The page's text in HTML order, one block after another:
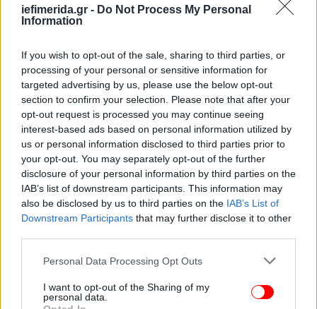
iefimerida.gr - Do Not Process My Personal
Information
If you wish to opt-out of the sale, sharing to third parties, or
processing of your personal or sensitive information for
targeted advertising by us, please use the below opt-out
section to confirm your selection. Please note that after your
opt-out request is processed you may continue seeing
interest-based ads based on personal information utilized by
us or personal information disclosed to third parties prior to
your opt-out. You may separately opt-out of the further
disclosure of your personal information by third parties on the
IAB’s list of downstream participants. This information may
also be disclosed by us to third parties on the IAB’s List of
Downstream Participants that may further disclose it to other
Please note that this website/app uses one or more Google
not limited to your visit or usage behaviour. You may click to
grant or deny consent to Google and its third-party tags to
Personal Data Processing Opt Outs
I want to opt-out of the Sharing of my
personal data.
Φωτογραφία: meteo.gr
Η πρόγνωση του καιρού από την ΕΜΥ
Τετάρτη 20/8